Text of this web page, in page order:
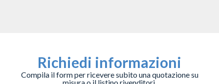
Richiedi informazioni
Compila il form per ricevere subito una quotazione su